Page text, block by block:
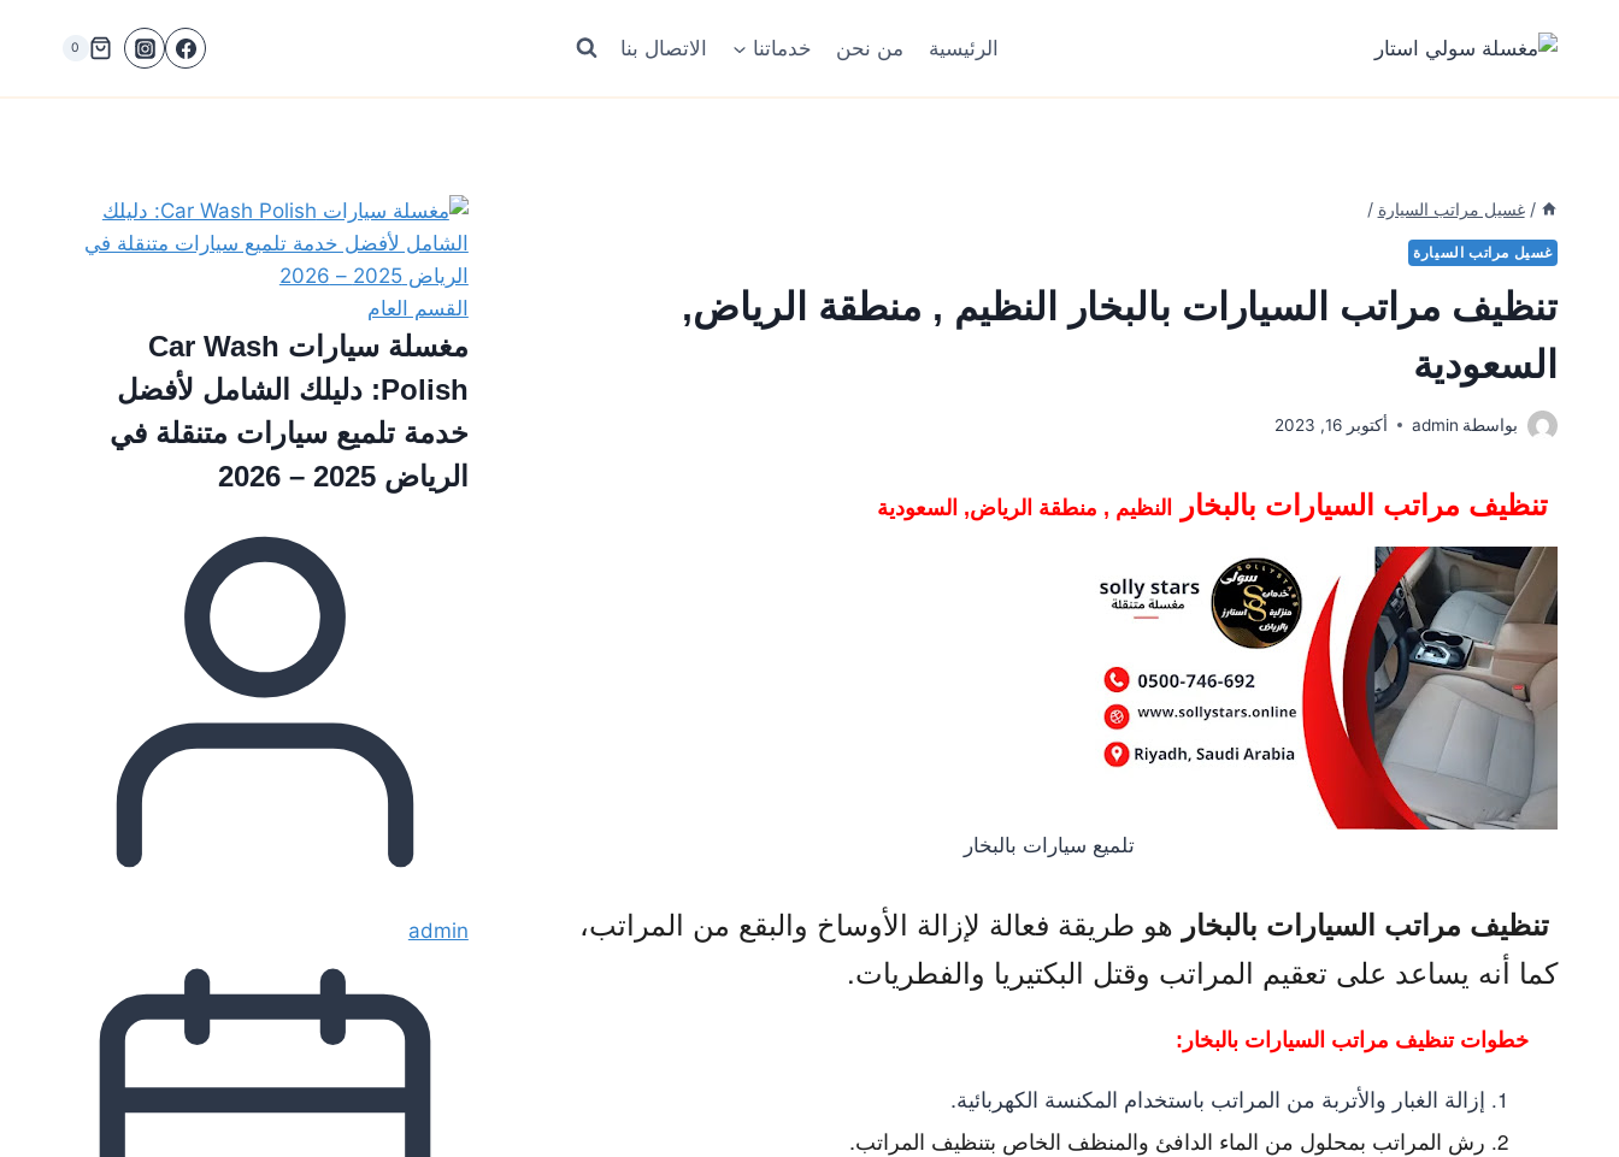
الرئيسية من نحن خدماتنا الاتصال بنا 0
/ غسيل مراتب السيارة /
غسيل مراتب السيارة
تنظيف مراتب السيارات بالبخار النظيم , منطقة الرياض,
السعودية
بواسطة admin أكتوبر 16, 2023
تنظيف مراتب السيارات بالبخار النظيم , منطقة الرياض, السعودية
تلميع سيارات بالبخار
تنظيف مراتب السيارات بالبخار هو طريقة فعالة لإزالة الأوساخ والبقع من المراتب،
كما أنه يساعد على تعقيم المراتب وقتل البكتيريا والفطريات.
خطوات تنظيف مراتب السيارات بالبخار:
إزالة الغبار والأتربة من المراتب باستخدام المكنسة الكهربائية.
رش المراتب بمحلول من الماء الدافئ والمنظف الخاص بتنظيف المراتب.
القسم العام
مغسلة سيارات Car Wash
Polish: دليلك الشامل لأفضل
خدمة تلميع سيارات متنقلة في
الرياض 2025 – 2026
admin